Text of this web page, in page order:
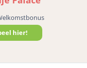
hier!